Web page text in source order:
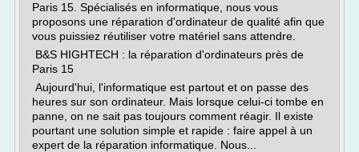
Paris 15. Spécialisés en informatique, nous vous
proposons une réparation d'ordinateur de qualité afin que
vous puissiez réutiliser votre matériel sans attendre.
B&S HIGHTECH : la réparation d'ordinateurs près de
Paris 15
Aujourd'hui, l'informatique est partout et on passe des
heures sur son ordinateur. Mais lorsque celui-ci tombe en
panne, on ne sait pas toujours comment réagir. Il existe
pourtant une solution simple et rapide : faire appel à un
expert de la réparation informatique. Nous...